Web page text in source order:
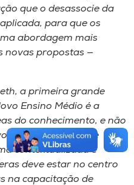
que o desassocie da
para que os
abordagem mais
novas propostas —
a primeira grande
Ensino Médio é a
do conhecimento, e não
a habilidade de
contextualizada e
deve estar no centro
na capacitação de